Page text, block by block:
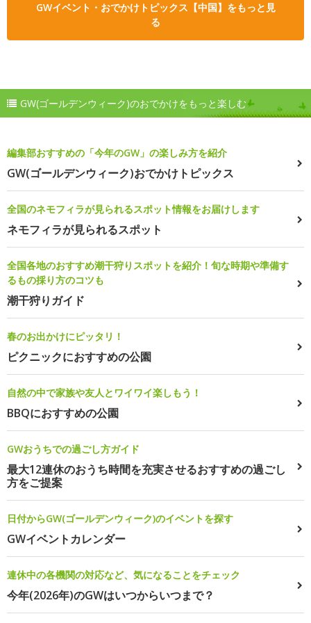
GWイベント・おでかけトピックス【中国】をもっと見
る
GW(ゴールデンウィーク)のおでかけをもっと楽しむ
編集部おすすめの「今年のGW」の楽しみ方を紹介
GW(ゴールデンウィーク)おでかけトピックス
全国のネモフィラが見られるスポット情報をお届けします
ネモフィラが見られるスポット
全国各地のおすすめ潮干狩りスポットを紹介！旬な時期や準備す
るもの採り方のコツも
潮干狩りガイド
春のお出かけにピッタリ！
ピクニックにおすすめの公園
自然の中で家族や友人とワイワイ楽しもう！
BBQにおすすめの公園
GWおうちでの過ごし方ガイド
最大12連休のおうち時間を充実させるおすすめの過ごし
方をご提案
日付からGW(ゴールデンウィーク)のイベントを探す
GWイベントカレンダー
連休中の各機関の対応など、気になることをチェック
今年(2026年)のGWはいつからいつまで？